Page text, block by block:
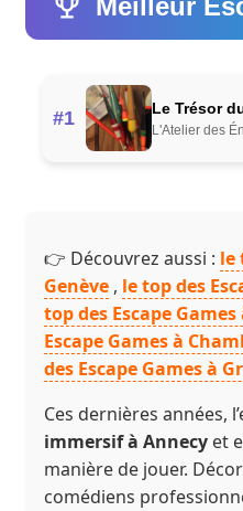
Meilleur
#1 Le Trésor
L'Atelier des
👉 Découvrez aussi : le
Genève , le top des
top des Escape Games
Escape Games à
des Escape Games à
Ces dernières années,
immersif à Annecy et
manière de jouer.
comédiens